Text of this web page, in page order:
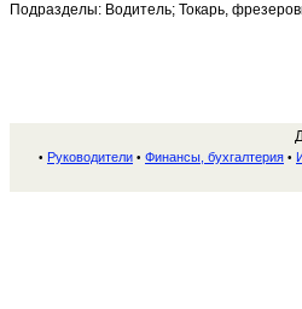
Подразделы: Водитель; Токарь,
• Руководители • Финансы, бухгалтерия •